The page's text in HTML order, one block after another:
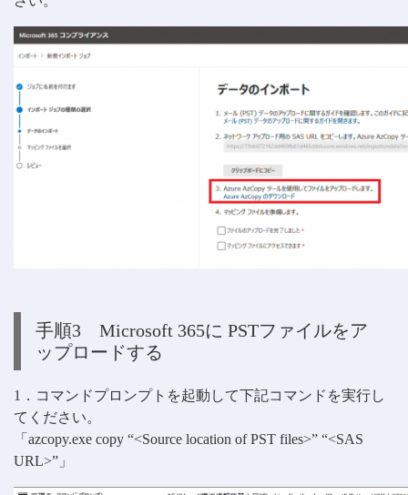
手順3 Microsoft 365に PSTファイルをア
ップロードする
1．コマンドプロンプトを起動して下記コマンドを実行し
てください。
「azcopy.exe copy “<Source location of PST files>” “<SAS
URL>”」